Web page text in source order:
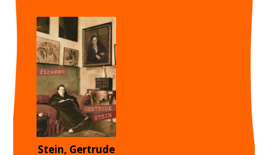
Stein, Gertrude